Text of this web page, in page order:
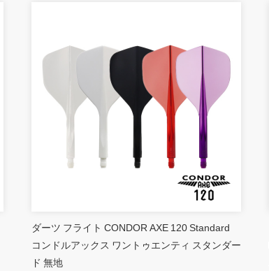
ダーツ フライト CONDOR AXE 120 Standard
コンドルアックス ワントゥエンティ スタンダー
ド 無地